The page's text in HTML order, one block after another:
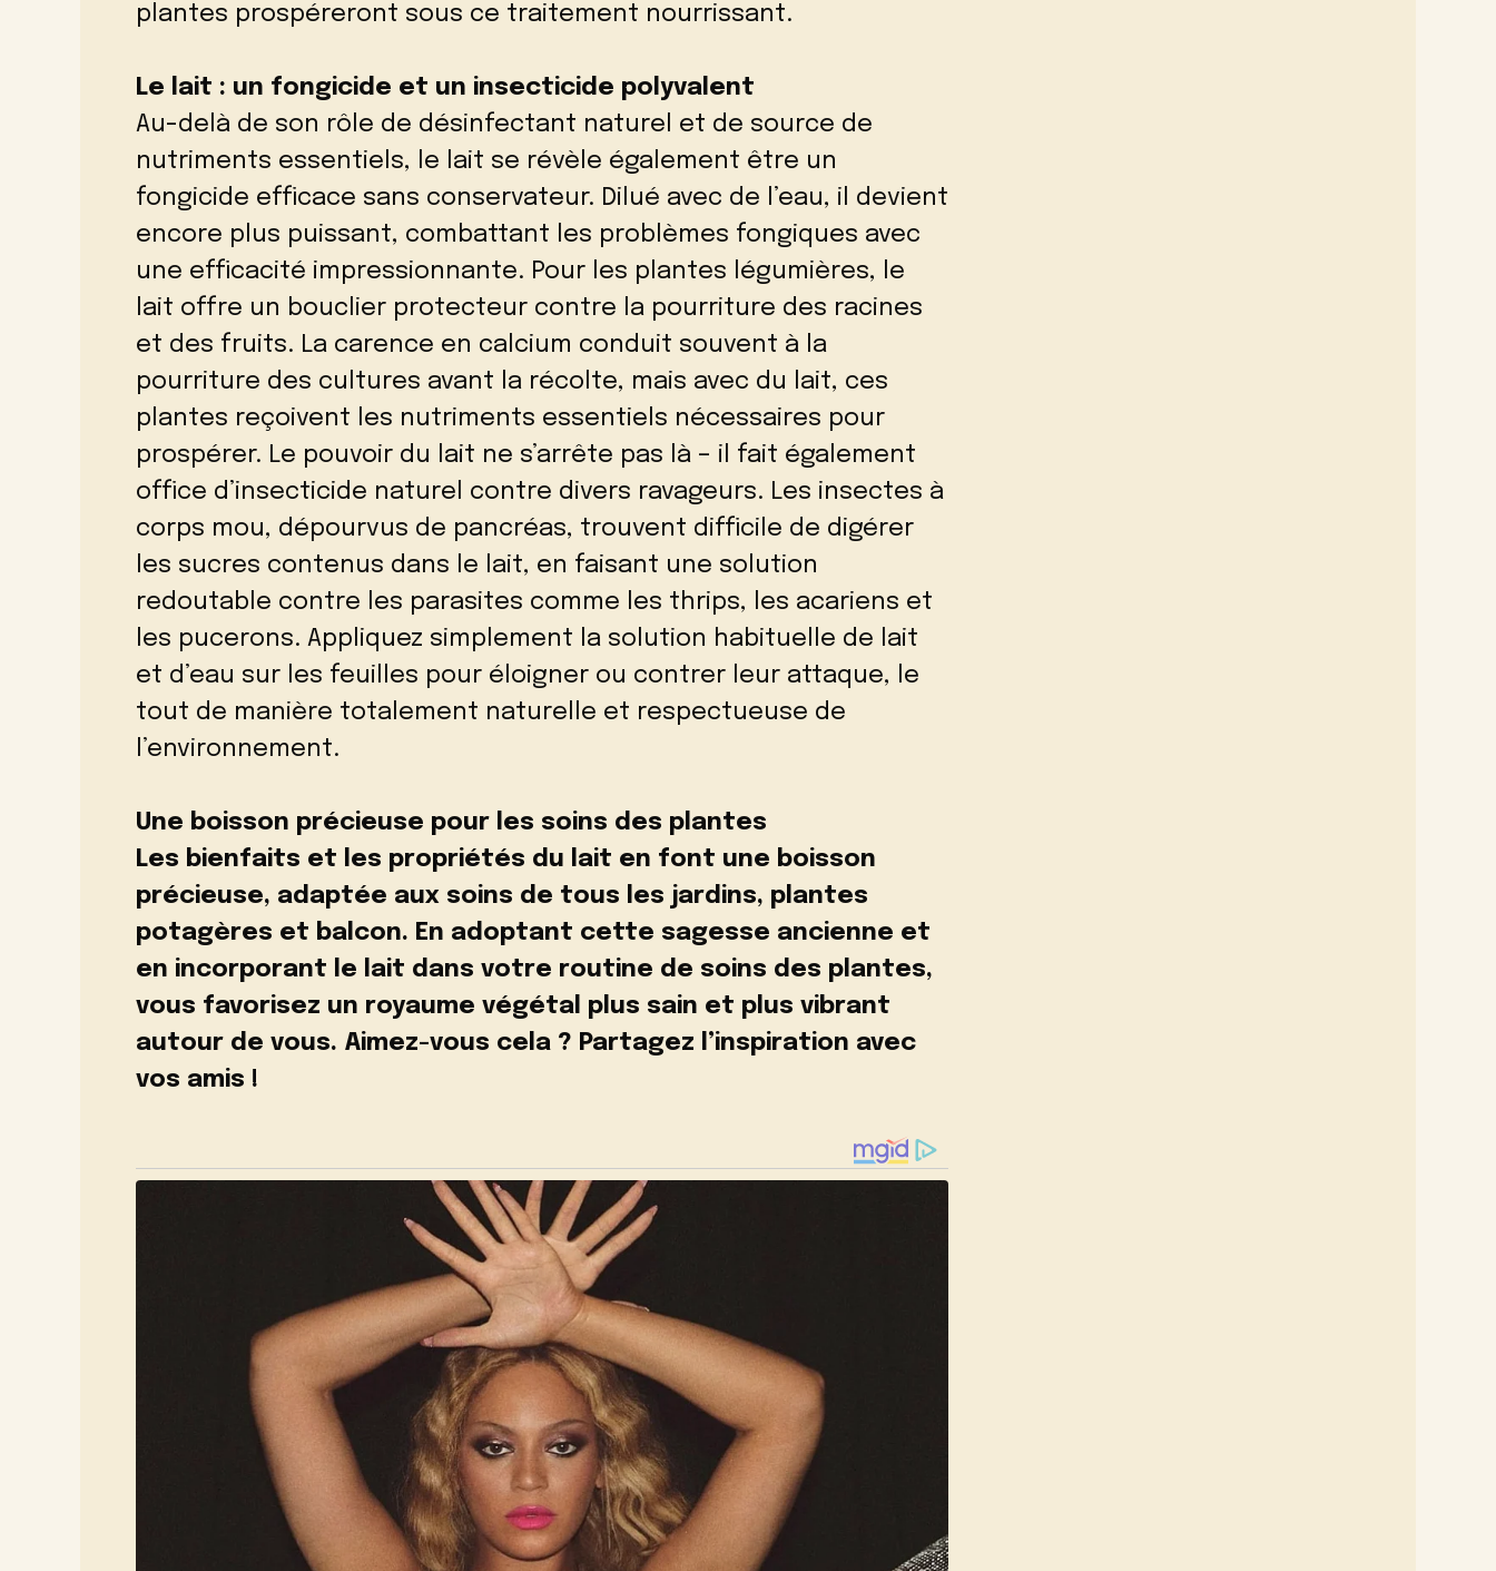
plantes prospéreront sous ce traitement nourrissant.
Le lait : un fongicide et un insecticide polyvalent
Au-delà de son rôle de désinfectant naturel et de source de
nutriments essentiels, le lait se révèle également être un
fongicide efficace sans conservateur. Dilué avec de l’eau, il devient
encore plus puissant, combattant les problèmes fongiques avec
une efficacité impressionnante. Pour les plantes légumières, le
lait offre un bouclier protecteur contre la pourriture des racines
et des fruits. La carence en calcium conduit souvent à la
pourriture des cultures avant la récolte, mais avec du lait, ces
plantes reçoivent les nutriments essentiels nécessaires pour
prospérer. Le pouvoir du lait ne s’arrête pas là – il fait également
office d’insecticide naturel contre divers ravageurs. Les insectes à
corps mou, dépourvus de pancréas, trouvent difficile de digérer
les sucres contenus dans le lait, en faisant une solution
redoutable contre les parasites comme les thrips, les acariens et
les pucerons. Appliquez simplement la solution habituelle de lait
et d’eau sur les feuilles pour éloigner ou contrer leur attaque, le
tout de manière totalement naturelle et respectueuse de
l’environnement.
Une boisson précieuse pour les soins des plantes
Les bienfaits et les propriétés du lait en font une boisson
précieuse, adaptée aux soins de tous les jardins, plantes
potagères et balcon. En adoptant cette sagesse ancienne et
en incorporant le lait dans votre routine de soins des plantes,
vous favorisez un royaume végétal plus sain et plus vibrant
autour de vous. Aimez-vous cela ? Partagez l’inspiration avec
vos amis !